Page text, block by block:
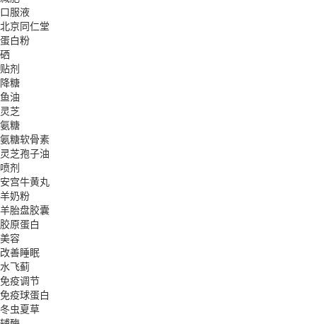
口服液
北京同仁堂
蛋白粉
硒
贴剂
降糖
鱼油
灵芝
氨糖
氨糖软骨素
灵芝孢子油
喷剂
安宫牛黄丸
羊奶粉
羊胎盘胶囊
胶原蛋白
美容
改善睡眠
水飞蓟
免疫调节
免疫球蛋白
冬虫夏草